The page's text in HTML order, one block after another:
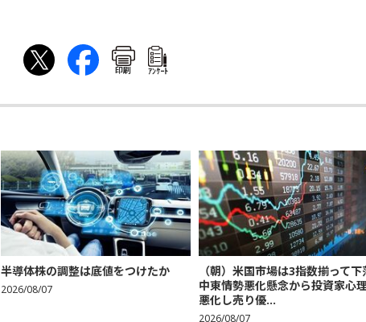
印刷 ｱﾝｹｰﾄ
半導体株の調整は底値をつけたか
2026/08/07
（朝）米国市場は3指数揃って
中東情勢悪化懸念から投資家心
悪化し売り優...
2026/08/07